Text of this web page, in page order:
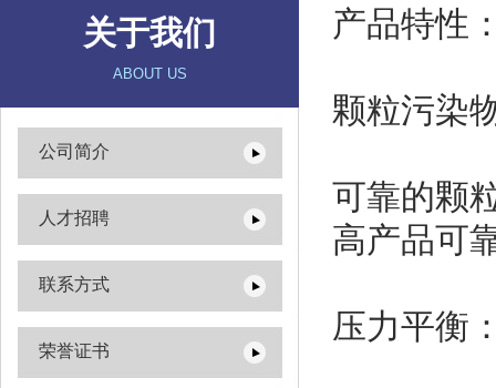
关于我们
ABOUT US
公司简介
人才招聘
联系方式
荣誉证书
产品特性
颗粒污染
可靠的颗
高产品可
压力平衡